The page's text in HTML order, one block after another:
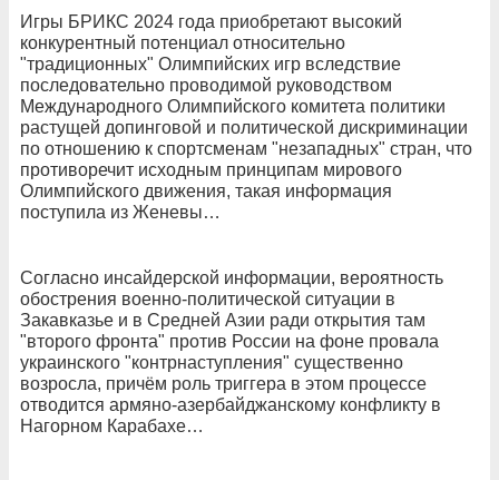
Игры БРИКС 2024 года приобретают высокий
конкурентный потенциал относительно
"традиционных" Олимпийских игр вследствие
последовательно проводимой руководством
Международного Олимпийского комитета политики
растущей допинговой и политической дискриминации
по отношению к спортсменам "незападных" стран, что
противоречит исходным принципам мирового
Олимпийского движения, такая информация
поступила из Женевы…
Согласно инсайдерской информации, вероятность
обострения военно-политической ситуации в
Закавказье и в Средней Азии ради открытия там
"второго фронта" против России на фоне провала
украинского "контрнаступления" существенно
возросла, причём роль триггера в этом процессе
отводится армяно-азербайджанскому конфликту в
Нагорном Карабахе…